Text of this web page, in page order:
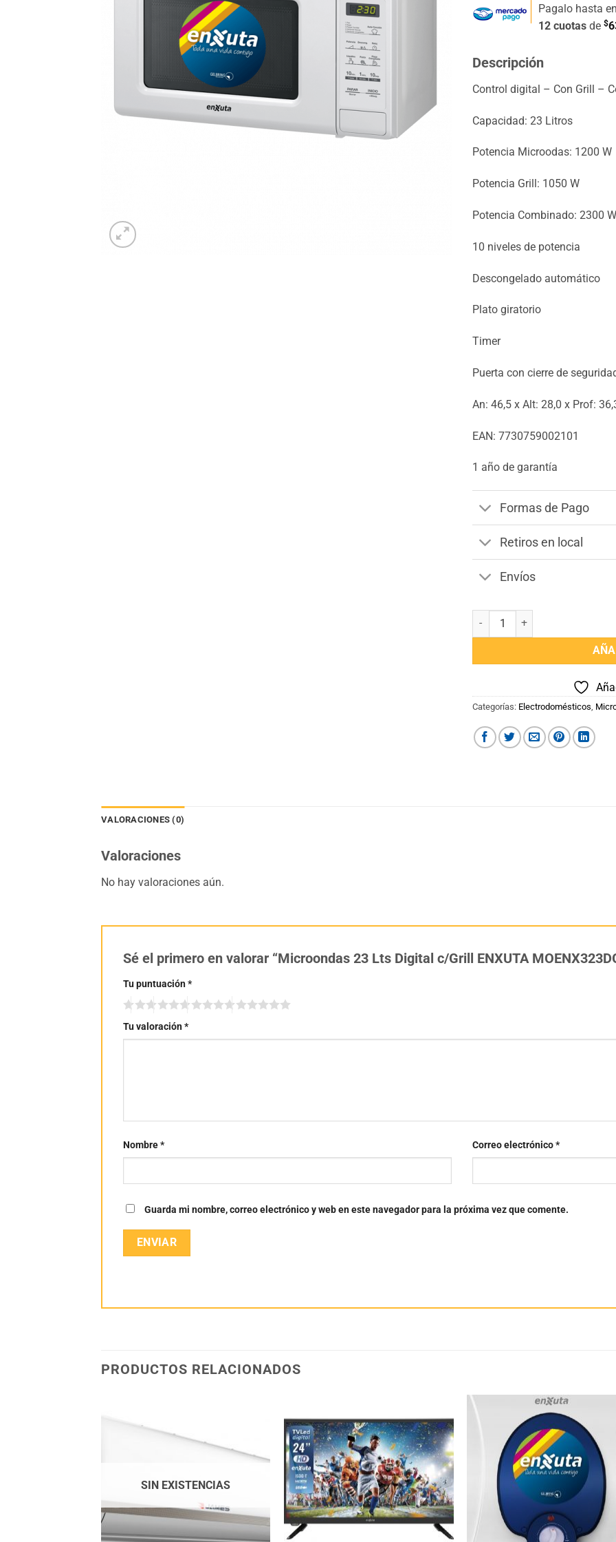
Pagalo hasta
12 cuotas de $
Descripción
Control digital – Con Grill –
Capacidad: 23 Litros
Potencia Microodas: 1200 W
Potencia Grill: 1050 W
Potencia Combinado: 2300 W
10 niveles de potencia
Descongelado automático
Plato giratorio
Timer
Puerta con cierre de
An: 46,5 x Alt: 28,0 x Prof:
EAN: 7730759002101
1 año de garantía
Formas de Pago
Retiros en local
Envíos
Microondas 23 Lts Digital c/Grill
Categorías: Electrodomésticos
VALORACIONES (0)
Valoraciones
No hay valoraciones aún.
Sé el primero en valorar “Microondas 23 Lts Digital c/Grill ENXUTA
Tu puntuación*
Tu valoración*
Nombre* Correo electrónico*
Guarda mi nombre, correo electrónico y web en este navegador para la próxima vez que comente.
PRODUCTOS RELACIONADOS
lista
SIN EXISTENCIAS
Añadir
a la
lista
de
deseos